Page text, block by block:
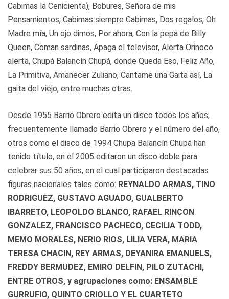
Cabimas la Cenicienta), Bobures, Señora de mis
Pensamientos, Cabimas siempre Cabimas, Dos regalos, Oh
Madre mía, Un ojo dimos, Por ahora, Con la pepa de Billy
Queen, Coman sardinas, Apaga el televisor, Alerta Orinoco
alerta, Chupá Balancín Chupá, donde Queda Eso, Feliz Año,
La Primitiva, Amanecer Zuliano, Cantame una Gaita así, La
gaita del viejo, entre muchas otras.
Desde 1955 Barrio Obrero edita un disco todos los años,
frecuentemente llamado Barrio Obrero y el número del año,
otros como el disco de 1994 Chupa Balancín Chupá han
tenido título, en el 2005 editaron un disco doble para
celebrar sus 50 años, en el cual participaron destacadas
figuras nacionales tales como: REYNALDO ARMAS, TINO
RODRIGUEZ, GUSTAVO AGUADO, GUALBERTO
IBARRETO, LEOPOLDO BLANCO, RAFAEL RINCON
GONZALEZ, FRANCISCO PACHECO, CECILIA TODD,
MEMO MORALES, NERIO RIOS, LILIA VERA, MARIA
TERESA CHACIN, REY ARMAS, DEYANIRA EMANUELS,
FREDDY BERMUDEZ, EMIRO DELFIN, PILO ZUTACHI,
ENTRE OTROS, y agrupaciones como: ENSAMBLE
GURRUFIO, QUINTO CRIOLLO Y EL CUARTETO.